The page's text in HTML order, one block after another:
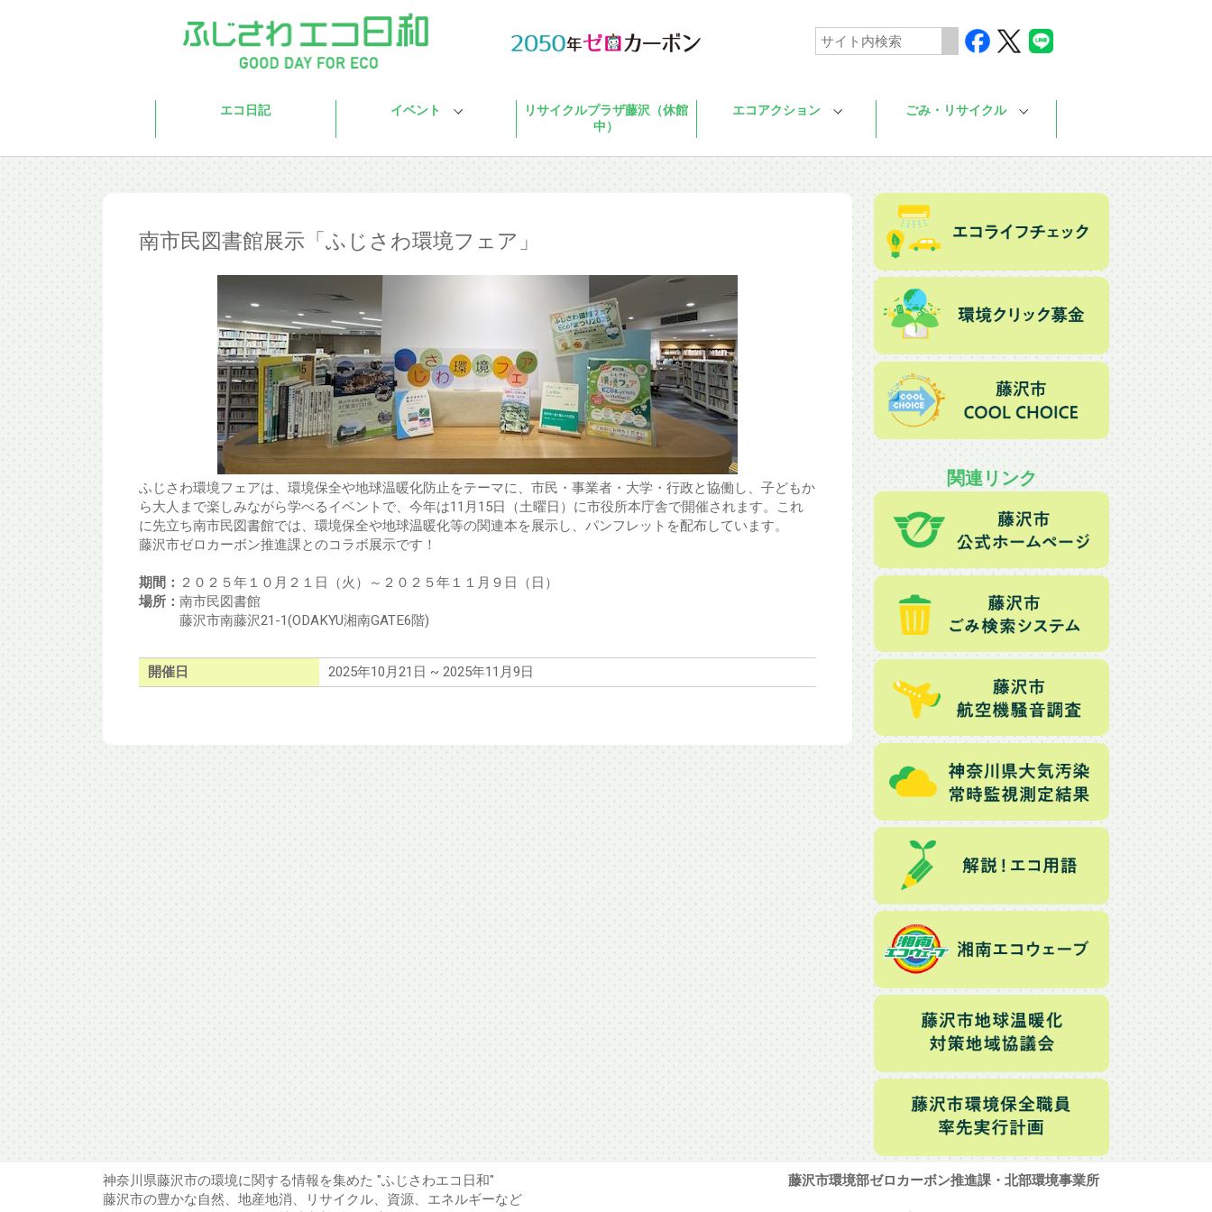
エコ日記 イベント
リサイクルプラザ藤沢（休館
中）
エコアクション ごみ・リサイクル
南市民図書館展示「ふじさわ環境フェア」
ふじさわ環境フェアは、環境保全や地球温暖化防止をテーマに、市民・事業者・大学・行政と協働し、子どもか
ら大人まで楽しみながら学べるイベントで、今年は11月15日（土曜日）に市役所本庁舎で開催されます。これ
に先立ち南市民図書館では、環境保全や地球温暖化等の関連本を展示し、パンフレットを配布しています。
藤沢市ゼロカーボン推進課とのコラボ展示です！
期間： ２０２５年１０月２１日（火）～２０２５年１１月９日（日）
場所： 南市民図書館
藤沢市南藤沢21-1(ODAKYU湘南GATE6階)
開催日 2025年10月21日 ~ 2025年11月9日
関連リンク
神奈川県藤沢市の環境に関する情報を集めた "ふじさわエコ日和"
藤沢市の豊かな自然、地産地消、リサイクル、資源、エネルギーなど
藤沢市環境部ゼロカーボン推進課・北部環境事業所